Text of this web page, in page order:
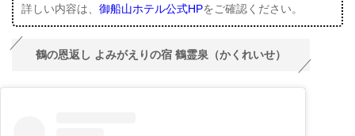
詳しい内容は、 御船山ホテル公式HPをご確認ください。
鶴の恩返し よみがえりの宿 鶴霊泉（かくれいせ）